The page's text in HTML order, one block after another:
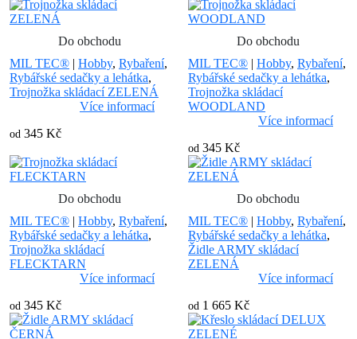
Do obchodu
MIL TEC® | Hobby, Rybaření,
Rybářské sedačky a lehátka,
Trojnožka skládací ZELENÁ
Více informací
od 345 Kč
Do obchodu
MIL TEC® | Hobby, Rybaření,
Rybářské sedačky a lehátka,
Trojnožka skládací
WOODLAND
Více informací
od 345 Kč
Do obchodu
MIL TEC® | Hobby, Rybaření,
Rybářské sedačky a lehátka,
Trojnožka skládací
FLECKTARN
Více informací
od 345 Kč
Do obchodu
MIL TEC® | Hobby, Rybaření,
Rybářské sedačky a lehátka,
Židle ARMY skládací
ZELENÁ
Více informací
od 1 665 Kč